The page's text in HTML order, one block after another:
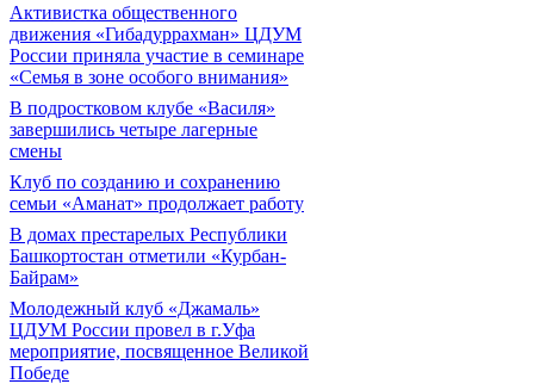
Активистка общественного
движения «Гибадуррахман» ЦДУМ
России приняла участие в семинаре
«Семья в зоне особого внимания»
В подростковом клубе «Василя»
завершились четыре лагерные
смены
Клуб по созданию и сохранению
семьи «Аманат» продолжает работу
В домах престарелых Республики
Башкортостан отметили «Курбан-
Байрам»
Молодежный клуб «Джамаль»
ЦДУМ России провел в г.Уфа
мероприятие, посвященное Великой
Победе